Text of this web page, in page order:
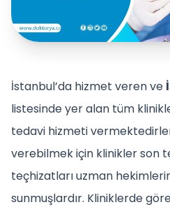
İstanbul’da hizmet veren ve
listesinde yer alan tüm
tedavi hizmeti
verebilmek için klinikler son
teçhizatları uzman
sunmuşlardır. Kliniklerde